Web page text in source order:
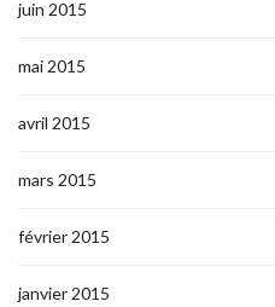
juin 2015
mai 2015
avril 2015
mars 2015
février 2015
janvier 2015